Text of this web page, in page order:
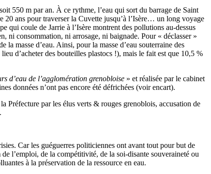
550 m par an. À ce rythme, l’eau qui sort du barrage de Saint
20 ans pour traverser la Cuvette jusqu’à l’Isère… un long voyage
qui coule de Jarrie à l’Isère montrent des pollutions au-dessus
ni consommation, ni arrosage, ni baignade. Pour « déclasser »
la masse d’eau. Ainsi, pour la masse d’eau souterraine des
d’acheter des bouteilles plastocs !), mais le fait est que 10,5 %
d’eau de l’agglomération grenobloise » et réalisée par le cabinet
données n’ont pas encore été défrichées (voir encart).
Préfecture par les élus verts & rouges grenoblois, accusation de
Car les guéguerres politiciennes ont avant tout pour but de
l’emploi, de la compétitivité, de la soi-disante souveraineté ou
à la préservation de la ressource en eau.